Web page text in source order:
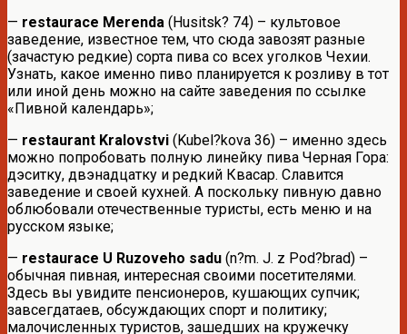
— restaurace Merenda (Husitsk? 74) – культовое
заведение, известное тем, что сюда завозят разные
(зачастую редкие) сорта пива со всех уголков Чехии.
Узнать, какое именно пиво планируется к розливу в тот
или иной день можно на сайте заведения по ссылке
«Пивной календарь»;
— restaurant Kralovstvi (Kubel?kova 36) – именно здесь
можно попробовать полную линейку пива Черная Гора:
дэситку, двэнадцатку и редкий Квасар. Славится
заведение и своей кухней. А поскольку пивную давно
облюбовали отечественные туристы, есть меню и на
русском языке;
— restaurace U Ruzoveho sadu (n?m. J. z Pod?brad) –
обычная пивная, интересная своими посетителями.
Здесь вы увидите пенсионеров, кушающих супчик;
завсегдатаев, обсуждающих спорт и политику;
малочисленных туристов, зашедших на кружечку